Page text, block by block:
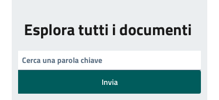
Esplora tutti i documenti
Invia